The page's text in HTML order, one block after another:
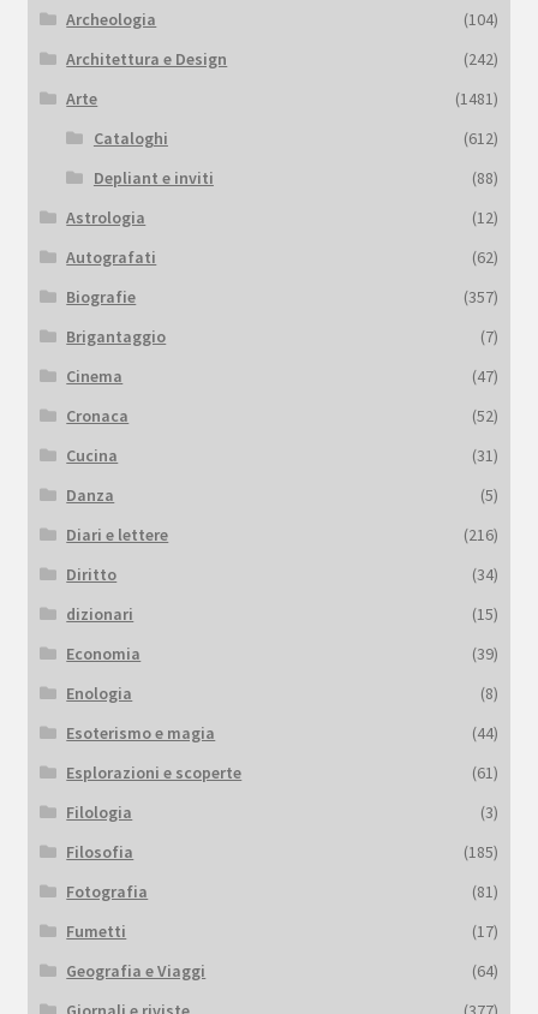
Archeologia
(104)
Architettura e Design
(242)
Arte
(1481)
Cataloghi
(612)
Depliant e inviti
(88)
Astrologia
(12)
Autografati
(62)
Biografie
(357)
Brigantaggio
(7)
Cinema
(47)
Cronaca
(52)
Cucina
(31)
Danza
(5)
Diari e lettere
(216)
Diritto
(34)
dizionari
(15)
Economia
(39)
Enologia
(8)
Esoterismo e magia
(44)
Esplorazioni e scoperte
(61)
Filologia
(3)
Filosofia
(185)
Fotografia
(81)
Fumetti
(17)
Geografia e Viaggi
(64)